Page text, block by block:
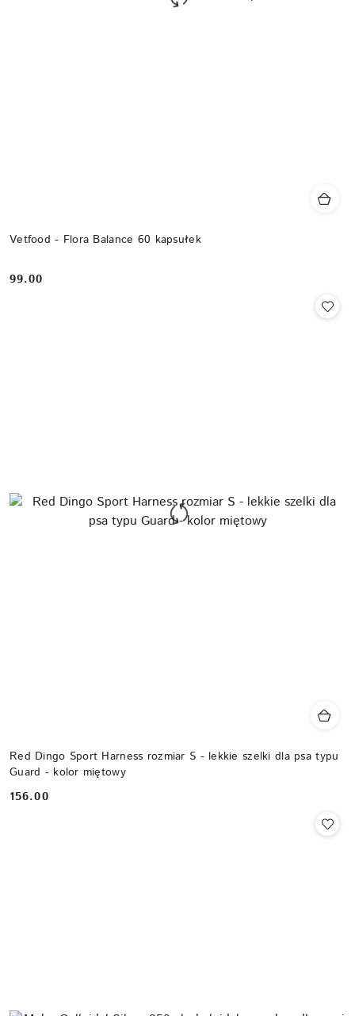
Vetfood - Flora Balance 60 kapsułek
Cena:
99.00
Red Dingo Sport Harness rozmiar S - lekkie szelki dla psa typu
Guard - kolor miętowy
Cena:
156.00